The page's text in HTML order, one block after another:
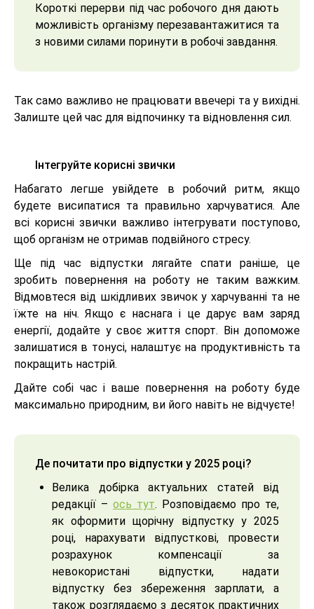
Короткі перерви під час робочого дня дають
можливість організму перезавантажитися та
з новими силами поринути в робочі завдання.
Так само важливо не працювати ввечері та у вихідні.
Залиште цей час для відпочинку та відновлення сил.
Інтегруйте корисні звички
Набагато легше увійдете в робочий ритм, якщо
будете висипатися та правильно харчуватися. Але
всі корисні звички важливо інтегрувати поступово,
щоб організм не отримав подвійного стресу.
Ще під час відпустки лягайте спати раніше, це
зробить повернення на роботу не таким важким.
Відмовтеся від шкідливих звичок у харчуванні та не
їжте на ніч. Якщо є наснага і це дарує вам заряд
енергії, додайте у своє життя спорт. Він допоможе
залишатися в тонусі, налаштує на продуктивність та
покращить настрій.
Дайте собі час і ваше повернення на роботу буде
максимально природним, ви його навіть не відчуєте!
Де почитати про відпустки у 2025 році?
Велика добірка актуальних статей від
редакції – ось тут. Розповідаємо про те,
як оформити щорічну відпустку у 2025
році, нарахувати відпусткові, провести
розрахунок компенсації за
невокористані відпустки, надати
відпустку без збереження зарплати, а
також розглядаємо з десяток практичних